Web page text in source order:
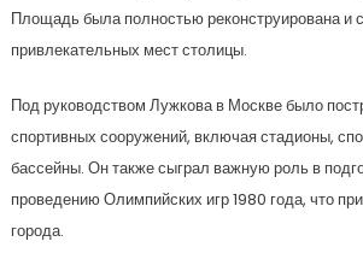
Площадь была полностью реконструирована и
привлекательных мест столицы.
Под руководством Лужкова в Москве было
спортивных сооружений, включая стадионы,
бассейны. Он также сыграл важную роль в
проведению Олимпийских игр 1980 года, что
города.